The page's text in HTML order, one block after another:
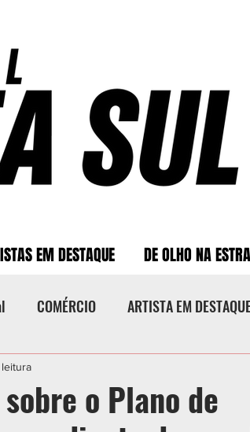
EM DESTAQUE DE OLHO NA
COMÉRCIO ARTISTA EM
CIDADES
o Plano de